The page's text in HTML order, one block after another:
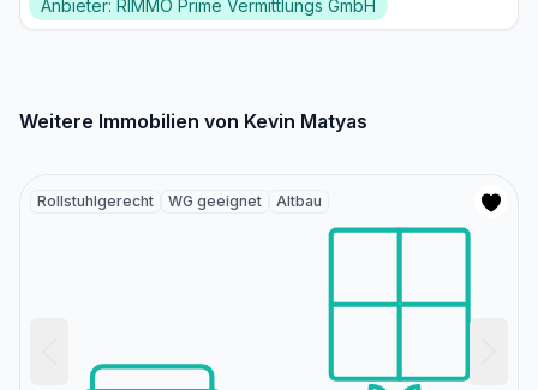
Anbieter: RIMMO Prime Vermittlungs GmbH
Weitere Immobilien von Kevin Matyas
Rollstuhlgerecht WG geeignet Altbau